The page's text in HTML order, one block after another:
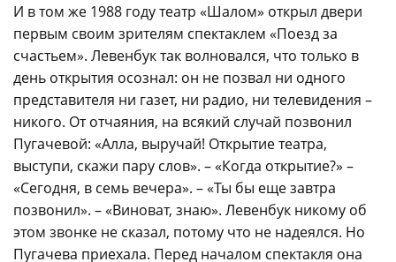
И в том же 1988 году театр «Шалом» открыл двери
первым своим зрителям спектаклем «Поезд за
счастьем». Левенбук так волновался, что только в
день открытия осознал: он не позвал ни одного
представителя ни газет, ни радио, ни телевидения –
никого. От отчаяния, на всякий случай позвонил
Пугачевой: «Алла, выручай! Открытие театра,
выступи, скажи пару слов». – «Когда открытие?» –
«Сегодня, в семь вечера». – «Ты бы еще завтра
позвонил». – «Виноват, знаю». Левенбук никому об
этом звонке не сказал, потому что не надеялся. Но
Пугачева приехала. Перед началом спектакля она